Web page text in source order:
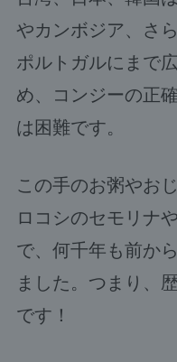
やカンボジア、さ
ポルトガルにまで
め、コンジーの正
は困難です。
この手のお粥やお
ロコシのセモリナ
で、何千年も前か
ました。つまり、
です！